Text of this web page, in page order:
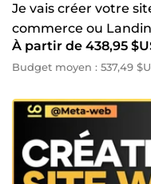
Je vais créer votre
commerce ou
À partir de 438,95
Budget moyen : 537,49